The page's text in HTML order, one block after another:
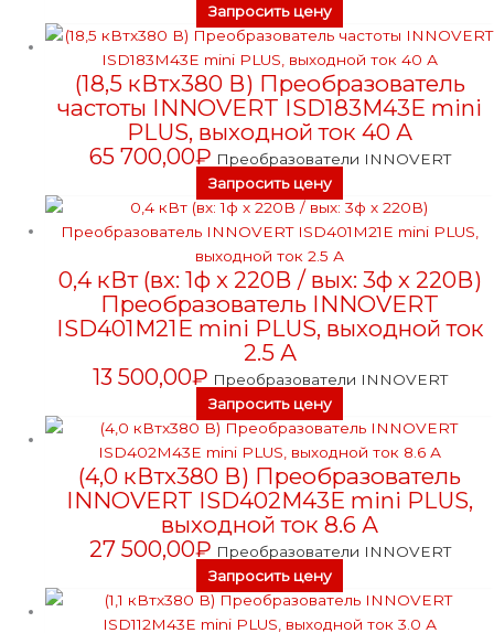
Запросить цену
(18,5 кВтx380 В) Преобразователь
частоты INNOVERT ISD183M43E mini
PLUS, выходной ток 40 А
65 700,00₽ Преобразователи INNOVERT
Запросить цену
0,4 кВт (вх: 1ф x 220В / вых: 3ф х 220В)
Преобразователь INNOVERT
ISD401M21E mini PLUS, выходной ток
2.5 А
13 500,00₽ Преобразователи INNOVERT
Запросить цену
(4,0 кВтx380 В) Преобразователь
INNOVERT ISD402M43E mini PLUS,
выходной ток 8.6 А
27 500,00₽ Преобразователи INNOVERT
Запросить цену